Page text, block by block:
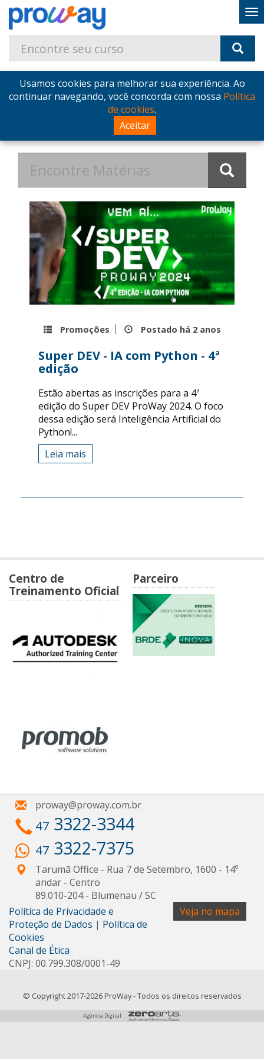
Usamos cookies para melhorar sua experiência. Ao
continuar navegando, você concorda com nossa Política
de cookies.
Aceitar
Home Blog Postagens de Dezembro de 2023
Postagens de Dezembro de
2023 no Blog - ProWay
Promoções Postado há 2 anos
Super DEV - IA com Python - 4ª
edição
Estão abertas as inscrições para a 4ª
edição do Super DEV ProWay 2024. O foco
dessa edição será Inteligência Artificial do
Python!...
Leia mais
Centro de
Treinamento Oficial
Parceiro
proway@proway.com.br
47 3322-3344
47 3322-7375
Tarumã Office - Rua 7 de Setembro, 1600 - 14º
andar - Centro
89.010-204- Blumenau /SC
Veja no mapa
Política de Privacidade e
Proteção de Dados | Política de
Cookies
Canal de Ética
CNPJ: 00.799.308/0001-49
© Copyright 2017-2026 ProWay - Todos os direitos reservados
Agência Digital